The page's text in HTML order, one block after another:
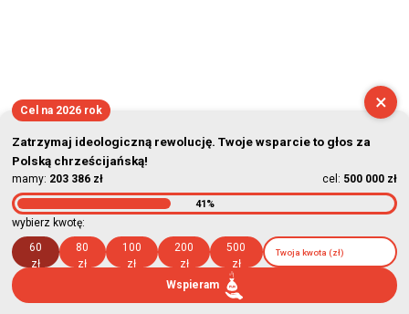
×
Cel na 2026 rok
Zatrzymaj ideologiczną rewolucję. Twoje wsparcie to głos za
Polską chrześcijańską!
mamy: 203 386 zł cel: 500 000 zł
41%
wybierz kwotę:
60
zł
80
zł
100
zł
200
zł
500
zł
Wspieram